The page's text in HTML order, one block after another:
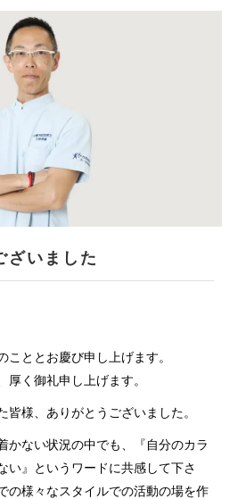
ざいました
こととお慶び申し上げます。
く御礼申し上げます。
様、ありがとうございました。
かない状況の中でも、『自分のカラ
い』というワードに共感して下さ
の様々なスタイルでの活動の場を作